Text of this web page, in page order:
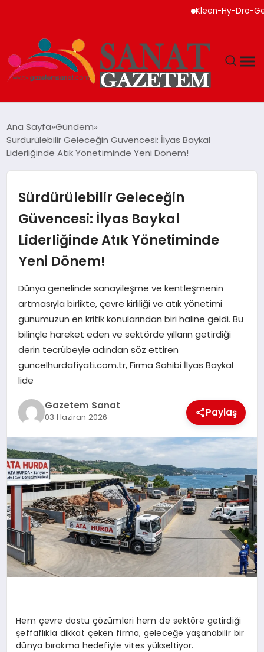
Kleen-Hy-Dro-Gen
TEKNOLOJI
YAŞAM
SAĞLIK
DÜNYA
EĞITIM
Ana Sayfa Gündem
Sürdürülebilir Geleceğin Güvencesi: İlyas Baykal
Liderliğinde Atık Yönetiminde Yeni Dönem!
Sürdürülebilir Geleceğin
Güvencesi: İlyas Baykal
Liderliğinde Atık Yönetiminde
Yeni Dönem!
Dünya genelinde sanayileşme ve kentleşmenin
artmasıyla birlikte, çevre kirliliği ve atık yönetimi
günümüzün en kritik konularından biri haline geldi. Bu
bilinçle hareket eden ve sektörde yılların getirdiği
derin tecrübeyle adından söz ettiren
guncelhurdafiyati.com.tr, Firma Sahibi İlyas Baykal
lide
Gazetem Sanat
03 Haziran 2026 Paylaş
Hem çevre dostu çözümleri hem de sektöre getirdiği
şeffaflıkla dikkat çeken firma, geleceğe yaşanabilir bir
dünya bırakma hedefiyle vites yükseltiyor.